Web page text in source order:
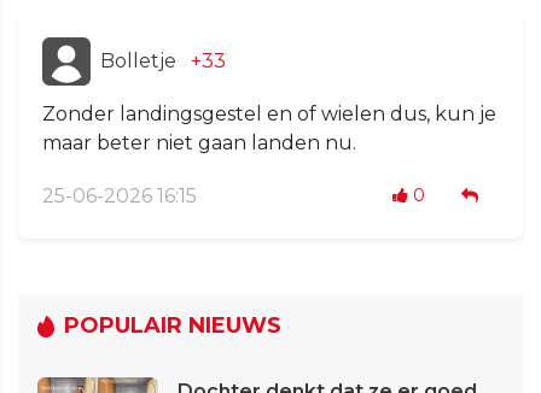
Bolletje +33
Zonder landingsgestel en of wielen dus, kun je
maar beter niet gaan landen nu.
25-06-2026 16:15 0
POPULAIR NIEUWS